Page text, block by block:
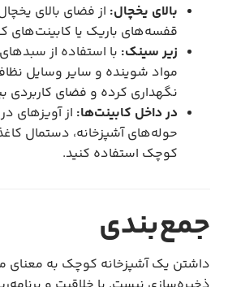
بالای یخچال: از فضای بالای
قفسه‌های باریک یا کابینت‌های
زیر سینک: با استفاده از
مواد شوینده و سایر وسایل
نگهداری کرده و فضای کاربردی
در داخل کابینت‌ها: از آویزهای
حوله‌های آشپزخانه، دستمال
کوچک استفاده کنید.
جمع‌بندی
داشتن یک آشپزخانه کوچک به